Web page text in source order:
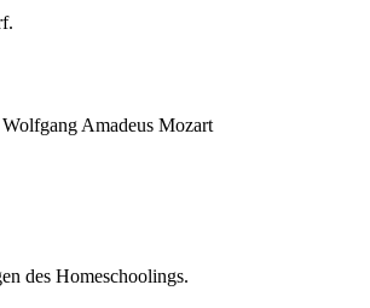
Amadeus Mozart
des Homeschoolings.